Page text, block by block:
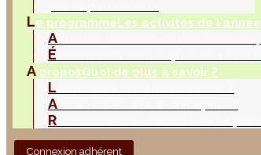
Le programmeLes activités de l'année
A
É
A proposQuoi de plus à savoir ?
L
A
R
Connexion adhérent